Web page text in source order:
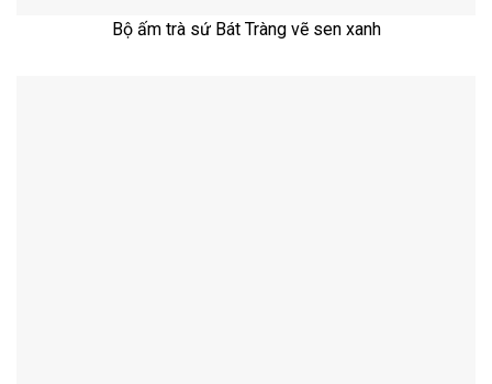
Bộ ấm trà sứ Bát Tràng vẽ sen xanh